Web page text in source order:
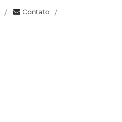
/ Contato /